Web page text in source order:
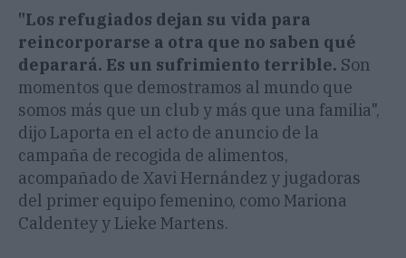
"Los refugiados dejan su vida para
reincorporarse a otra que no saben qué
deparará. Es un sufrimiento terrible. Son
momentos que demostramos al mundo que
somos más que un club y más que una familia",
dijo Laporta en el acto de anuncio de la
campaña de recogida de alimentos,
acompañado de Xavi Hernández y jugadoras
del primer equipo femenino, como Mariona
Caldentey y Lieke Martens.